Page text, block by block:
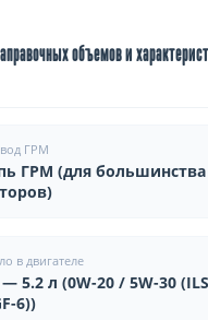
объемов и
ГРМ
ГРМ (для большинства
в двигателе
5.2 л (0W-20 / 5W-30
6))